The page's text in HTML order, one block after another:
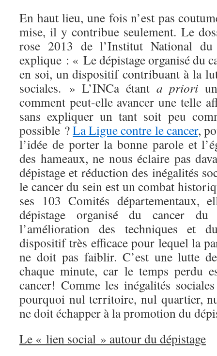
En haut lieu, une fois n’est pas
mise, il y contribue seulement. Le
rose 2013 de l’Institut National
explique : « Le dépistage organisé du
en soi, un dispositif contribuant à la
sociales. » L’INCa étant a priori
comment peut-elle avancer une telle
sans expliquer un tant soit peu
possible ?La Ligue contre le cancer,
l’idée de porter la bonne parole et
des hameaux, ne nous éclaire pas
dépistage et réduction des inégalités
le cancer du sein est un combat
ses 103 Comités départementaux,
dépistage organisé du cancer
l’amélioration des techniques et
dispositif très efficace pour lequel la
ne doit pas faiblir. C’est une lutte
chaque minute, car le temps perdu
cancer! Comme les inégalités
pourquoi nul territoire, nul quartier,
ne doit échapper à la promotion du
Le « lien social » autour du dépistage